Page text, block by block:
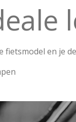
fietsmodel en je